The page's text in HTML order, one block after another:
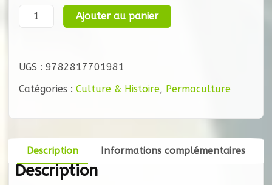
quantité
dans
l’Entre-
Mers
Ajouter au panier
UGS : 9782817701981
Catégories : Culture & Histoire, Permaculture
Description Informations complémentaires
Description